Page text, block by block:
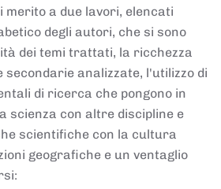
merito a due lavori, elencati
degli autori, che si sono
dei temi trattati, la ricchezza
secondarie analizzate, l'utilizzo di
di ricerca che pongono in
scienza con altre discipline e
scientifiche con la cultura
geografiche e un ventaglio